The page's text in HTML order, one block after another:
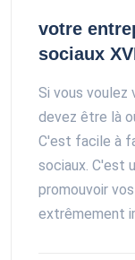
votre
sociaux
Si vous voulez
devez être là
C'est facile à
sociaux. C'est
promouvoir
extrêmement